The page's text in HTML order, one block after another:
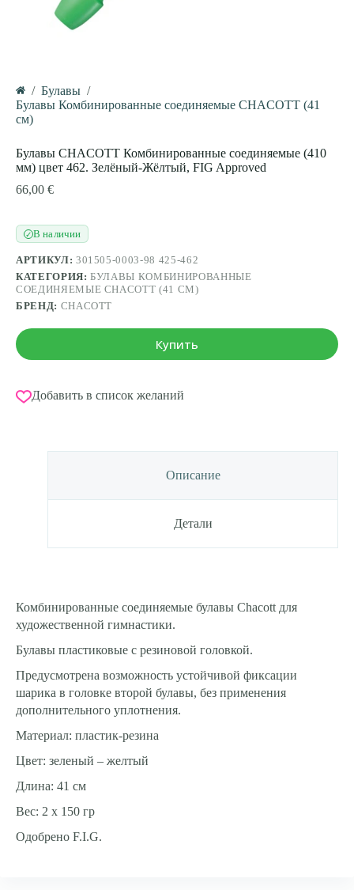
Главная
/ Булавы /
Булавы Комбинированные соединяемые CHACOTT (41
см)
Булавы CHACOTT Комбинированные соединяемые (410
мм) цвет 462. Зелёный-Жёлтый, FIG Approved
66,00 €
✓В наличии
АРТИКУЛ: 301505-0003-98 425-462
КАТЕГОРИЯ:БУЛАВЫ КОМБИНИРОВАННЫЕ
СОЕДИНЯЕМЫЕ CHACOTT (41 СМ)
БРЕНД: CHACOTT
Купить
Добавить в список желаний
Описание
Детали
Комбинированные соединяемые булавы Chacott для
художественной гимнастики.
Булавы пластиковые с резиновой головкой.
Предусмотрена возможность устойчивой фиксации
шарика в головке второй булавы, без применения
дополнительного уплотнения.
Материал: пластик-резина
Цвет: зеленый – желтый
Длина: 41 cм
Вес: 2 x 150 гр
Одобрено F.I.G.